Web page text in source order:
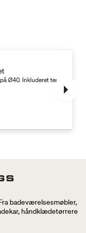
Ø40. Inkluderet
badeværelsesmøbler,
håndklædetørrere